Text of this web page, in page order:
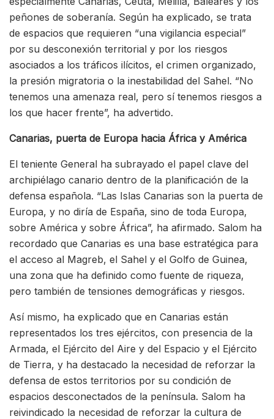
peñones de soberanía. Según ha explicado, se trata
de espacios que requieren “una vigilancia especial”
por su desconexión territorial y por los riesgos
asociados a los tráficos ilícitos, el crimen organizado,
la presión migratoria o la inestabilidad del Sahel. “No
tenemos una amenaza real, pero sí tenemos riesgos a
los que hacer frente”, ha advertido.
Canarias, puerta de Europa hacia África y América
El teniente General ha subrayado el papel clave del
archipiélago canario dentro de la planificación de la
defensa española. “Las Islas Canarias son la puerta de
Europa, y no diría de España, sino de toda Europa,
sobre América y sobre África”, ha afirmado. Salom ha
recordado que Canarias es una base estratégica para
el acceso al Magreb, el Sahel y el Golfo de Guinea,
una zona que ha definido como fuente de riqueza,
pero también de tensiones demográficas y riesgos.
Así mismo, ha explicado que en Canarias están
representados los tres ejércitos, con presencia de la
Armada, el Ejército del Aire y del Espacio y el Ejército
de Tierra, y ha destacado la necesidad de reforzar la
defensa de estos territorios por su condición de
espacios desconectados de la península. Salom ha
reivindicado la necesidad de reforzar la cultura de